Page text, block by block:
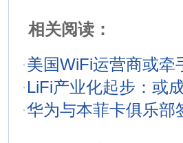
相关阅读：
·美国WiFi运营商或牵
·LiFi产业化起步：或
·华为与本菲卡俱乐部